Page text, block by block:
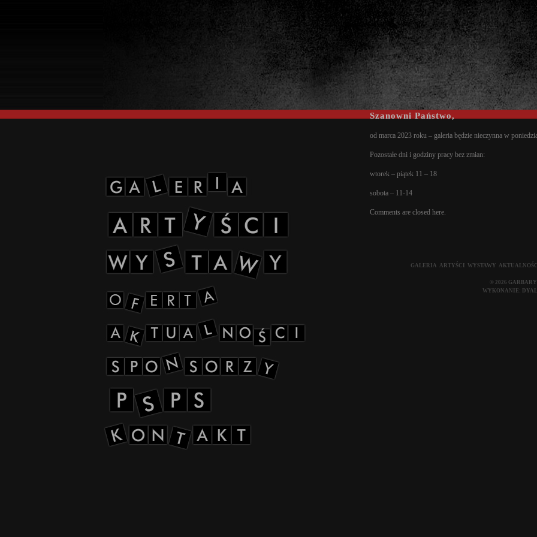
Szanowni Państwo,
od marca 2023 roku – galeria będzie nieczynna w
Pozostałe dni i godziny pracy bez zmian:
wtorek – piątek 11 – 18
sobota – 11-14
Comments are closed here.
GALERIA ARTYŚCI WYSTAWY AKTUALNOŚCI
© 2026 GARBARY
WYKONANIE: